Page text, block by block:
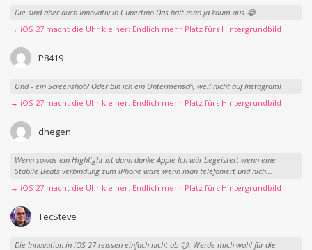
Die sind aber auch Innovativ in Cupertino.Das hält man ja kaum aus.😂
→ iOS 27 macht die Uhr kleiner: Endlich mehr Platz fürs Hintergrundbild
P8419
Und - ein Screenshot? Oder bin ich ein Untermensch, weil nicht auf Instagram!
→ iOS 27 macht die Uhr kleiner: Endlich mehr Platz fürs Hintergrundbild
dhegen
Wenn sowas ein Highlight ist dann danke Apple Ich wär begeistert wenn eine
Stabile Beats verbindung zum iPhone wäre wenn man telefoniert und nich...
→ iOS 27 macht die Uhr kleiner: Endlich mehr Platz fürs Hintergrundbild
TecSteve
Die Innovation in iOS 27 reissen einfach nicht ab 😉. Werde mich wohl für die